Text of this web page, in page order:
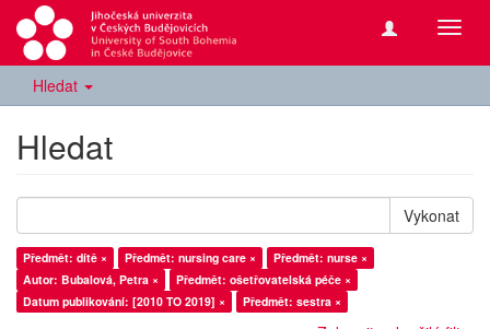
Hledat
Hledat
Vykonat
Předmět: dítě × Předmět: nursing care ×
Předmět: nurse ×
Autor: Bubalová, Petra ×
Předmět: ošetřovatelská péče ×
Datum publikování: [2010 TO 2019] ×
Předmět: sestra ×